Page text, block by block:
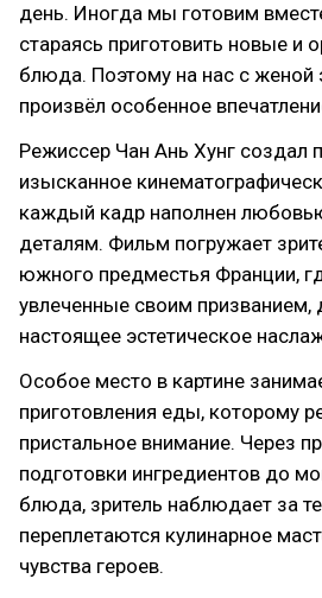
день. Иногда мы готовим
стараясь приготовить новые и
блюда. Поэтому на нас с женой
произвёл особенное
Режиссер Чан Ань Хунг создал
изысканное
каждый кадр наполнен
деталям. Фильм погружает
южного предместья Франции,
увлеченные своим призванием,
настоящее эстетическое
Особое место в картине
приготовления еды, которому
пристальное внимание. Через
подготовки ингредиентов до
блюда, зритель наблюдает за
переплетаются кулинарное
чувства героев.